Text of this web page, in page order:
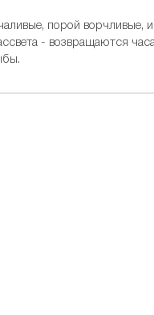
порой ворчливые,
- возвращаются